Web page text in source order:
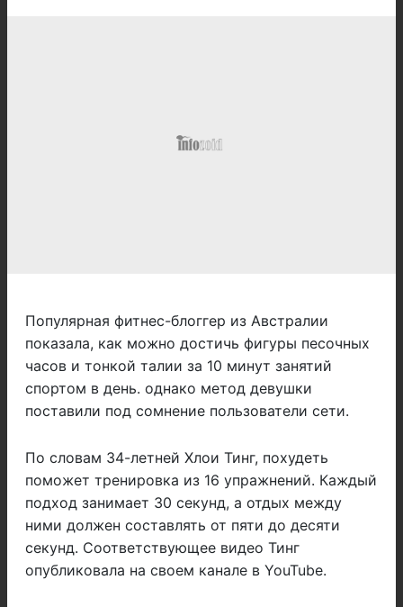
Популярная фитнес-блоггер из Австралии
показала, как можно достичь фигуры песочных
часов и тонкой талии за 10 минут занятий
спортом в день. однако метод девушки
поставили под сомнение пользователи сети.
По словам 34-летней Хлои Тинг, похудеть
поможет тренировка из 16 упражнений. Каждый
подход занимает 30 секунд, а отдых между
ними должен составлять от пяти до десяти
секунд. Соответствующее видео Тинг
опубликовала на своем канале в YouTube.